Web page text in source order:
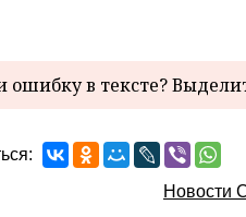
в тексте?
Новости